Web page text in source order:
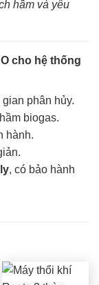
hầm và yêu
cho hệ thống
phân hủy.
biogas.
hành.
, có bảo hành